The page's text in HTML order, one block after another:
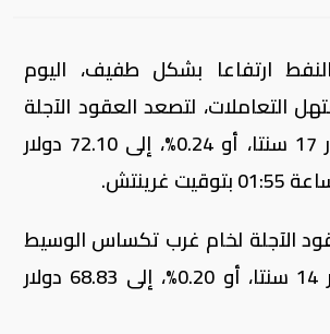
ارتفاعا بشكل طفيف، اليوم
التعاملات، لتصعد العقود الآجلة
لخام برنت بمقدار 17 سنتا، أو 0.24%، إلى 72.10 دولار
غرينتش.
الآجلة لخام غرب تكساس الوسيط
الأمريكي بمقدار 14 سنتا، أو 0.20%، إلى 68.83 دولار